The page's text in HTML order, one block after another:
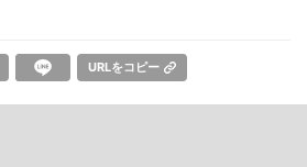
URLをコピー